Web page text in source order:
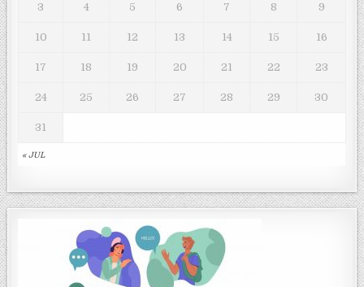
« JUL
3 4 5 6 7 8 9
10 11 12 13 14 15 16
17 18 19 20 21 22 23
24 25 26 27 28 29 30
31